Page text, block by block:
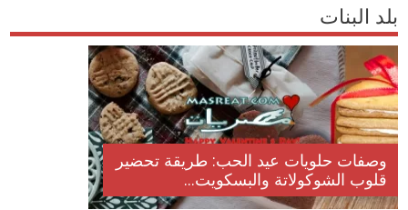
بلد البنات
وصفات حلويات عيد الحب: طريقة تحضير
قلوب الشوكولاتة والبسكويت...